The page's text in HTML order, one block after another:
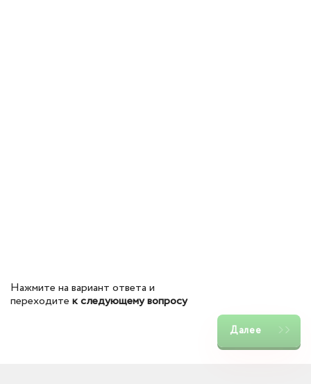
Нажмите на вариант ответа и
переходите к следующему вопросу
Далее